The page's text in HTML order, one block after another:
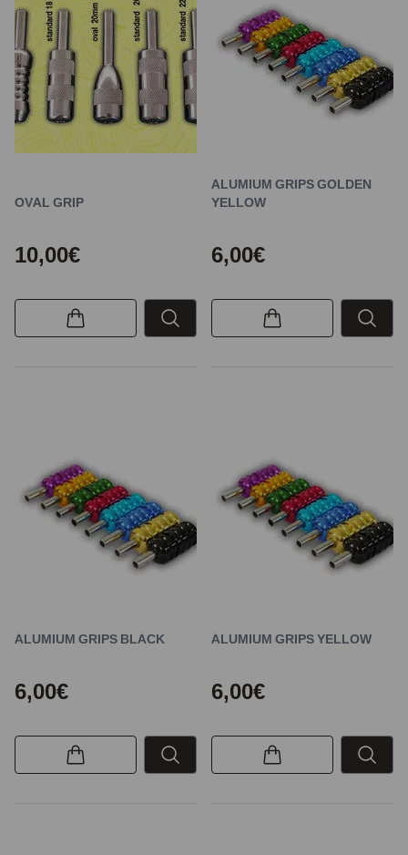
OVAL GRIP
10,00€
ALUMIUM GRIPS GOLDEN
YELLOW
6,00€
ALUMIUM GRIPS BLACK
6,00€
ALUMIUM GRIPS YELLOW
6,00€